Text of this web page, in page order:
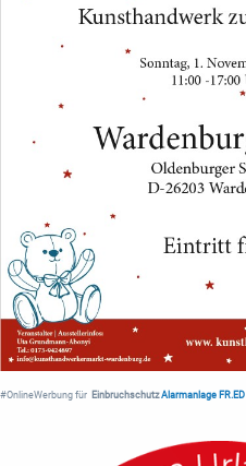
#OnlineWerbung für Einbruchschutz Alarmanlage FR.ED